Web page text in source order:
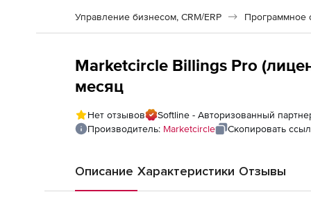
Управление бизнесом, CRM/ERP
Marketcircle Billings Pro
месяц
Нет отзывов
Softline - Авторизованный
Производитель: Marketcircle Скопировать
Описание Характеристики Отзывы